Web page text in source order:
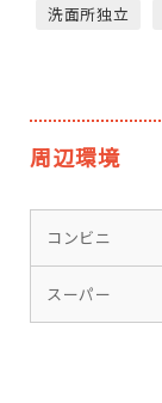
洗面所独立
周辺環境
コンビニ
スーパー